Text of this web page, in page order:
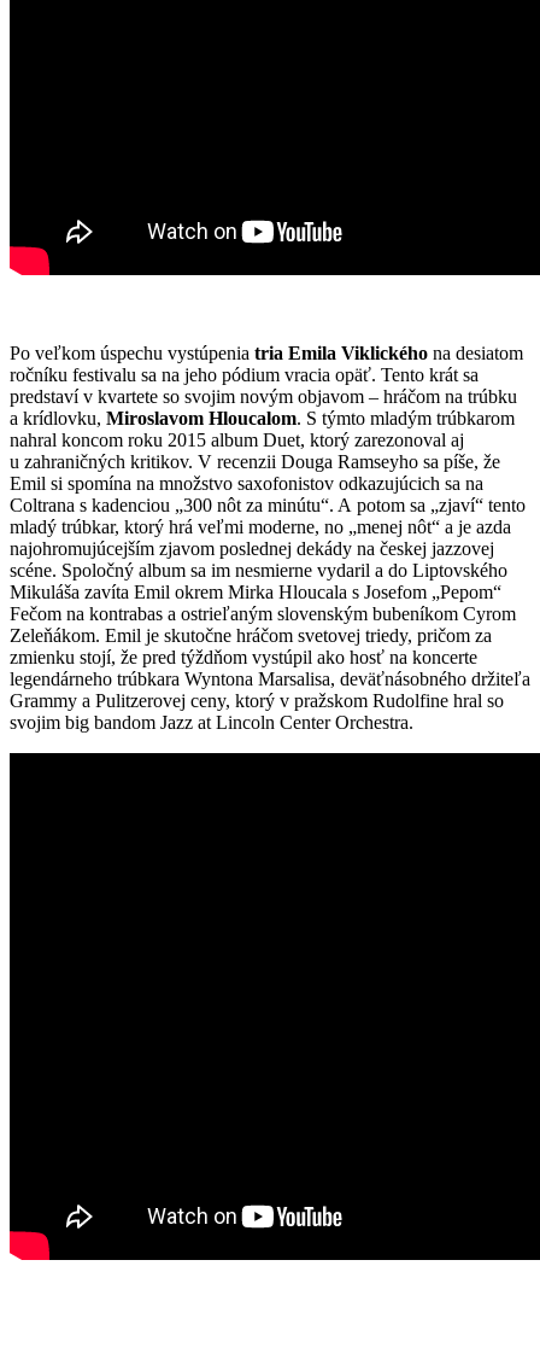
Po veľkom úspechu vystúpenia tria Emila Viklického na desiatom
ročníku festivalu sa na jeho pódium vracia opäť. Tento krát sa
predstaví v kvartete so svojim novým objavom – hráčom na trúbku
a krídlovku, Miroslavom Hloucalom. S týmto mladým trúbkarom
nahral koncom roku 2015 album Duet, ktorý zarezonoval aj
u zahraničných kritikov. V recenzii Douga Ramseyho sa píše, že
Emil si spomína na množstvo saxofonistov odkazujúcich sa na
Coltrana s kadenciou „300 nôt za minútu“. A potom sa „zjaví“ tento
mladý trúbkar, ktorý hrá veľmi moderne, no „menej nôt“ a je azda
najohromujúcejším zjavom poslednej dekády na českej jazzovej
scéne. Spoločný album sa im nesmierne vydaril a do Liptovského
Mikuláša zavíta Emil okrem Mirka Hloucala s Josefom „Pepom“
Fečom na kontrabas a ostrieľaným slovenským bubeníkom Cyrom
Zeleňákom. Emil je skutočne hráčom svetovej triedy, pričom za
zmienku stojí, že pred týždňom vystúpil ako hosť na koncerte
legendárneho trúbkara Wyntona Marsalisa, deväťnásobného držiteľa
Grammy a Pulitzerovej ceny, ktorý v pražskom Rudolfine hral so
svojim big bandom Jazz at Lincoln Center Orchestra.